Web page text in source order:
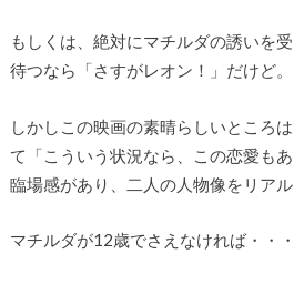
もしくは、絶対にマチルダの誘いを
待つなら「さすがレオン！」だけど。
しかしこの映画の素晴らしいところ
て「こういう状況なら、この恋愛も
臨場感があり、二人の人物像をリア
マチルダが12歳でさえなければ・・・